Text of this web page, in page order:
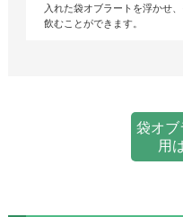
入れた袋オブラートを浮かせ
飲むことができます。
袋オブ
用